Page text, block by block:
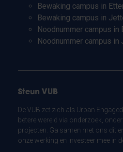
Bewaking campus in
Bewaking campus in
Noodnummer campus in
Noodnummer campus in
Steun VUB
De VUB zet zich als Urban
betere wereld via onderzoek,
projecten. Ga samen met ons dit
onze werking en investeer mee in